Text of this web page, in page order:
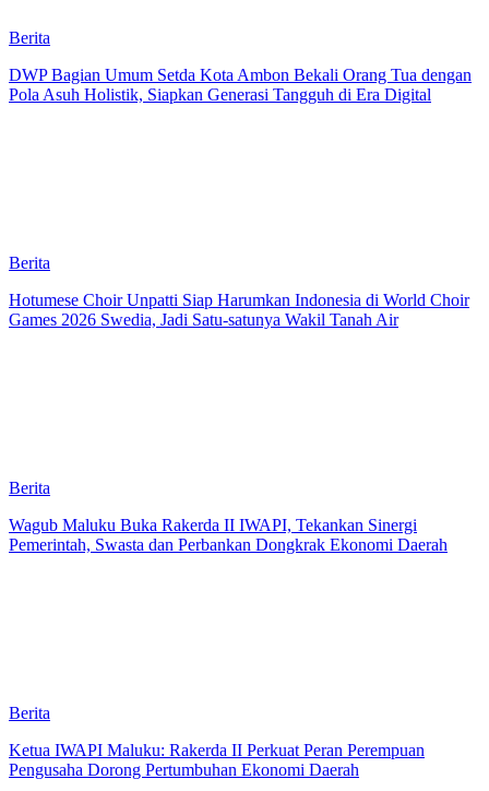
Berita
DWP Bagian Umum Setda Kota Ambon Bekali Orang Tua dengan
Pola Asuh Holistik, Siapkan Generasi Tangguh di Era Digital
Berita
Hotumese Choir Unpatti Siap Harumkan Indonesia di World Choir
Games 2026 Swedia, Jadi Satu-satunya Wakil Tanah Air
Berita
Wagub Maluku Buka Rakerda II IWAPI, Tekankan Sinergi
Pemerintah, Swasta dan Perbankan Dongkrak Ekonomi Daerah
Berita
Ketua IWAPI Maluku: Rakerda II Perkuat Peran Perempuan
Pengusaha Dorong Pertumbuhan Ekonomi Daerah